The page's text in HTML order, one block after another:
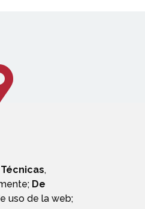
Técnicas,
De
uso de la web;